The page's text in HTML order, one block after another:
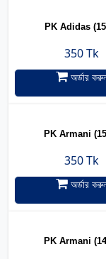
PK Adidas
350 Tk
অর্ডার
PK Armani
350 Tk
অর্ডার
PK Armani